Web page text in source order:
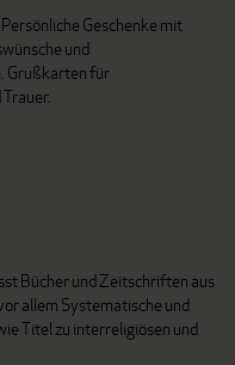
Geschenke mit
und
Grußkarten für
Bücher und Zeitschriften aus
allem Systematische und
Titel zu interreligiösen und